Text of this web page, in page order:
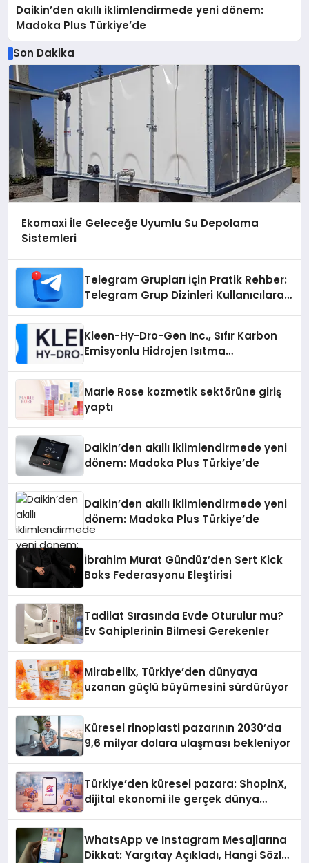
Daikin’den akıllı iklimlendirmede yeni dönem:
Madoka Plus Türkiye’de
Son Dakika
Ekomaxi İle Geleceğe Uyumlu Su Depolama
Sistemleri
Telegram Grupları İçin Pratik Rehber:
Telegram Grup Dizinleri Kullanıcılara
Kleen-Hy-Dro-Gen Inc., Sıfır Karbon
Emisyonlu Hidrojen Isıtma
Marie Rose kozmetik sektörüne giriş
yaptı
Daikin’den akıllı iklimlendirmede yeni
dönem: Madoka Plus Türkiye’de
Daikin’den akıllı iklimlendirmede yeni
dönem: Madoka Plus Türkiye’de
İbrahim Murat Gündüz’den Sert Kick
Boks Federasyonu Eleştirisi
Tadilat Sırasında Evde Oturulur mu?
Ev Sahiplerinin Bilmesi Gerekenler
Mirabellix, Türkiye’den dünyaya
uzanan güçlü büyümesini sürdürüyor
Küresel rinoplasti pazarının 2030’da
9,6 milyar dolara ulaşması bekleniyor
Türkiye’den küresel pazara: ShopinX,
dijital ekonomi ile gerçek dünya
WhatsApp ve Instagram Mesajlarına
Dikkat: Yargıtay Açıkladı, Hangi Sözler